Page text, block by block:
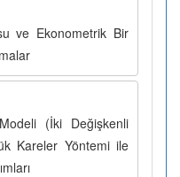
ve Ekonometrik Bir
(İki Değişkenli
Kareler Yöntemi ile